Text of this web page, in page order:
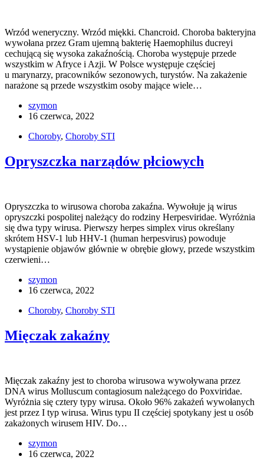
Wrzód weneryczny. Wrzód miękki. Chancroid. Choroba bakteryjna
wywołana przez Gram ujemną bakterię Haemophilus ducreyi
cechującą się wysoka zakaźnością. Choroba występuje przede
wszystkim w Afryce i Azji. W Polsce występuje częściej
u marynarzy, pracowników sezonowych, turystów. Na zakażenie
narażone są przede wszystkim osoby mające wiele…
szymon
16 czerwca, 2022
Choroby, Choroby STI
Opryszczka narządów płciowych
Opryszczka to wirusowa choroba zakaźna. Wywołuje ją wirus
opryszczki pospolitej należący do rodziny Herpesviridae. Wyróżnia
się dwa typy wirusa. Pierwszy herpes simplex virus określany
skrótem HSV-1 lub HHV-1 (human herpesvirus) powoduje
wystąpienie objawów głównie w obrębie głowy, przede wszystkim
czerwieni…
szymon
16 czerwca, 2022
Choroby, Choroby STI
Mięczak zakaźny
Mięczak zakaźny jest to choroba wirusowa wywoływana przez
DNA wirus Molluscum contagiosum należącego do Poxviridae.
Wyróżnia się cztery typy wirusa. Około 96% zakażeń wywołanych
jest przez I typ wirusa. Wirus typu II częściej spotykany jest u osób
zakażonych wirusem HIV. Do…
szymon
16 czerwca, 2022